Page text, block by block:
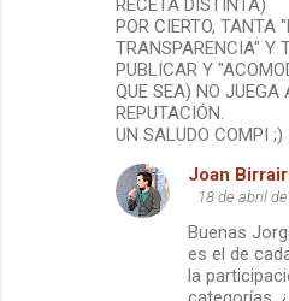
RECETA DISTINTA)
POR CIERTO, TANTA
TRANSPARENCIA" Y
PUBLICAR Y
QUE SEA) NO JUEGA
REPUTACIÓN.
UN SALUDO COMPI ;)
Joan
18 de abril
Buenas
es el de
la